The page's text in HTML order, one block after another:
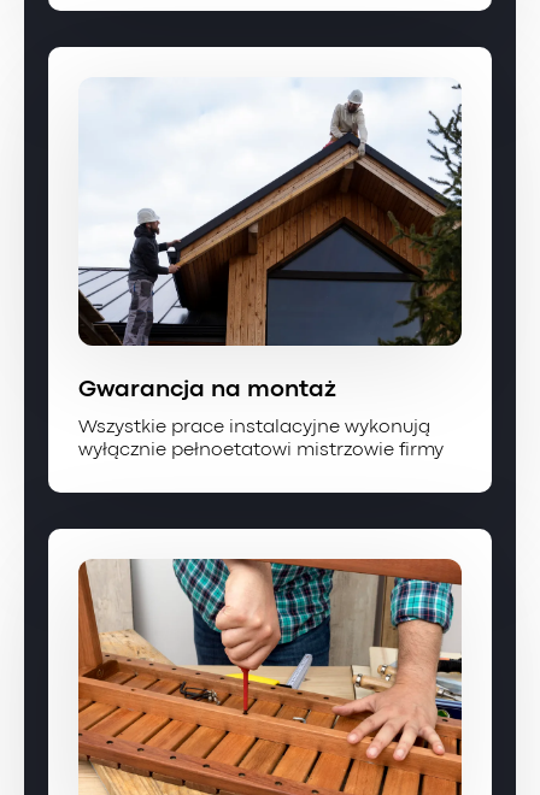
Gwarancja na montaż
Wszystkie prace instalacyjne wykonują
wyłącznie pełnoetatowi mistrzowie firmy